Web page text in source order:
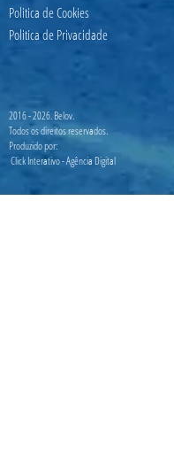
Politica de Cookies
Politica de Privacidade
2016 - 2026. Belov.
Todos os direitos reservados.
Produzido por:
Click Interativo- Agência Digital